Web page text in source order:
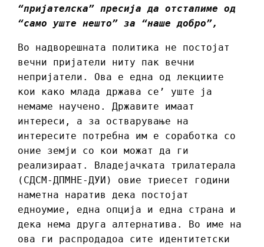
“пријателска” пресија да отстапиме од
“само уште нешто” за “наше добро”,
Во надворешната политика не постојат
вечни пријатели ниту пак вечни
непријатели. Ова е една од лекциите
кои како млада држава се’ уште ја
немаме научено. Државите имаат
интереси, а за остварување на
интересите потребна им е соработка со
оние земји со кои можат да ги
реализираат. Владејачката трилатерала
(СДСМ-ДПМНЕ-ДУИ) овие триесет години
наметна наратив дека постојат
едноумие, една опција и една страна и
дека нема друга алтернатива. Во име на
ова ги распродадоа сите идентитетски